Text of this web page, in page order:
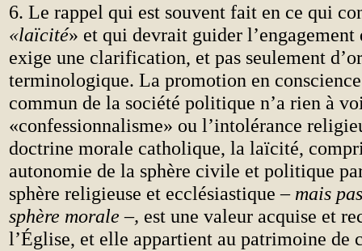
6. Le rappel qui est souvent fait en ce qui
«laïcité» et qui devrait guider l’engagement
exige une clarification, et pas seulement
terminologique. La promotion en
commun de la société politique n’a rien à
«confessionnalisme» ou l’intolérance
doctrine morale catholique, la laïcité,
autonomie de la sphère civile et politique
sphère religieuse et ecclésiastique – mais
sphère morale –, est une valeur acquise et
l’Église, et elle appartient au patrimoine de